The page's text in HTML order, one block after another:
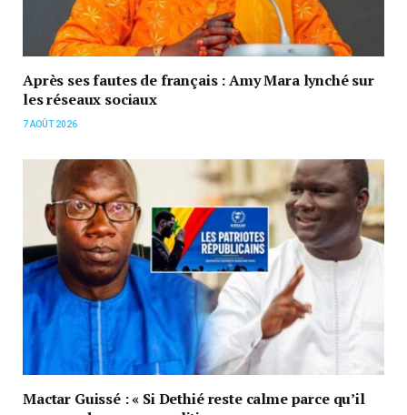
Après ses fautes de français : Amy Mara lynché sur
les réseaux sociaux
7 AOÛT 2026
Mactar Guissé : « Si Dethié reste calme parce qu’il